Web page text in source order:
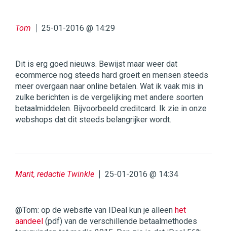
Tom 25-01-2016 @ 14:29
Dit is erg goed nieuws. Bewijst maar weer dat
ecommerce nog steeds hard groeit en mensen steeds
meer overgaan naar online betalen. Wat ik vaak mis in
zulke berichten is de vergelijking met andere soorten
betaalmiddelen. Bijvoorbeeld creditcard. Ik zie in onze
webshops dat dit steeds belangrijker wordt.
Marit, redactie Twinkle 25-01-2016 @ 14:34
@Tom: op de website van IDeal kun je alleen het
aandeel (pdf) van de verschillende betaalmethodes